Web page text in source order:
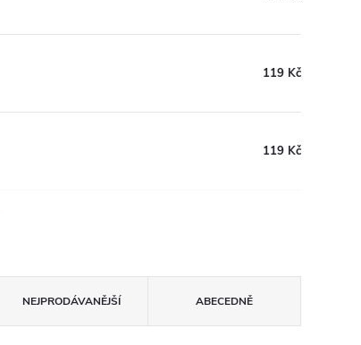
119 Kč
119 Kč
NEJPRODÁVANĚJŠÍ ABECEDNĚ